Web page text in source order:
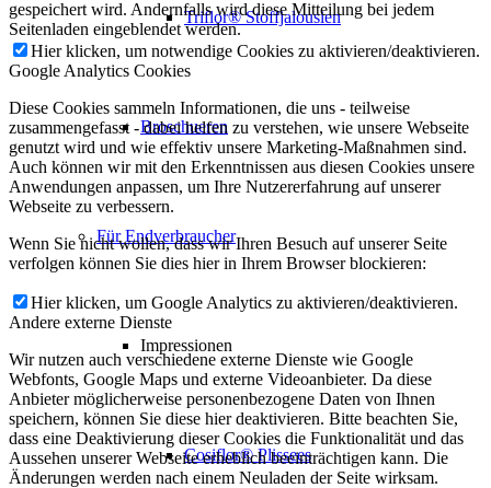
Triflor® Stoffjalousien
Broschueren
Für Endverbraucher
Impressionen
Cosiflor® Plissees
gespeichert wird. Andernfalls wird diese Mitteilung bei jedem
Seitenladen eingeblendet werden.
Hier klicken, um notwendige Cookies zu aktivieren/deaktivieren.
Google Analytics Cookies
Diese Cookies sammeln Informationen, die uns - teilweise
zusammengefasst - dabei helfen zu verstehen, wie unsere Webseite
genutzt wird und wie effektiv unsere Marketing-Maßnahmen sind.
Auch können wir mit den Erkenntnissen aus diesen Cookies unsere
Anwendungen anpassen, um Ihre Nutzererfahrung auf unserer
Webseite zu verbessern.
Wenn Sie nicht wollen, dass wir Ihren Besuch auf unserer Seite
verfolgen können Sie dies hier in Ihrem Browser blockieren:
Hier klicken, um Google Analytics zu aktivieren/deaktivieren.
Andere externe Dienste
Wir nutzen auch verschiedene externe Dienste wie Google
Webfonts, Google Maps und externe Videoanbieter. Da diese
Anbieter möglicherweise personenbezogene Daten von Ihnen
speichern, können Sie diese hier deaktivieren. Bitte beachten Sie,
dass eine Deaktivierung dieser Cookies die Funktionalität und das
Aussehen unserer Webseite erheblich beeinträchtigen kann. Die
Änderungen werden nach einem Neuladen der Seite wirksam.